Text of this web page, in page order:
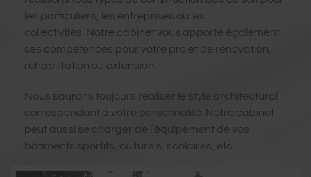
les particuliers, les entreprises ou les
collectivités. Notre cabinet vous apporte également
ses compétences pour votre projet de rénovation,
réhabilitation ou extension.
Nous saurons toujours réaliser le style architectural
correspondant à votre personnalité. Notre cabinet
peut aussi se charger de l’équipement de vos
bâtiments sportifs, culturels, scolaires, etc.